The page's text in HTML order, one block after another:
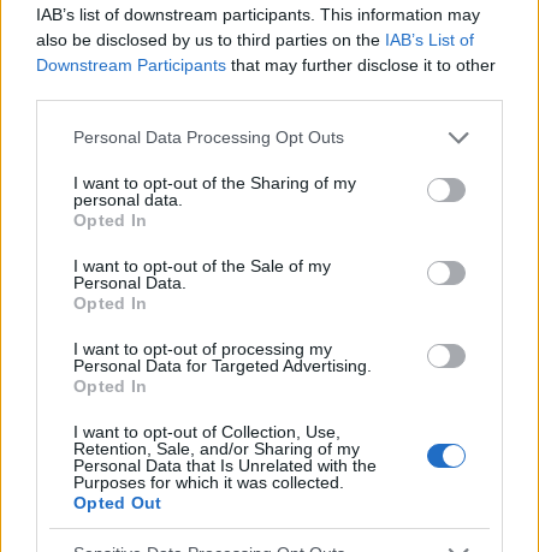
IAB’s list of downstream participants. This information may
also be disclosed by us to third parties on the IAB’s List of
Downstream Participants that may further disclose it to other
Please note that this website/app uses one or more Google
not limited to your visit or usage behaviour. You may click to
grant or deny consent to Google and its third-party tags to
use your data for below specified purposes in below Google
consent section.
Personal Data Processing Opt Outs
I want to opt-out of the Sharing of my
personal data.
Opted In
I want to opt-out of the Sale of my
Personal Data.
Opted In
I want to opt-out of processing my
Personal Data for Targeted Advertising.
Opted In
I want to opt-out of Collection, Use,
Retention, Sale, and/or Sharing of my
Personal Data that Is Unrelated with the
Purposes for which it was collected.
Opted Out
CHIRURGIE
Paralysie du nerf trijumeau
faciale. La maladie se manifeste par des douleurs violentes
et insupportables. L'étiologie de la paralysie primaire n'est
pas définitivement...